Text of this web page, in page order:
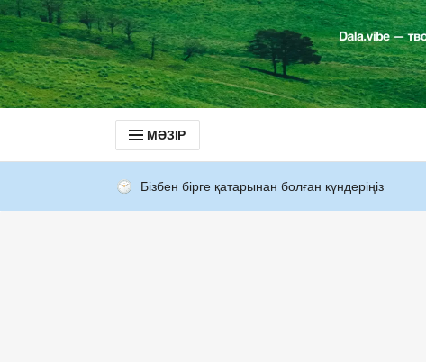
МӘЗІР
Бізбен бірге қатарынан болған күндеріңіз